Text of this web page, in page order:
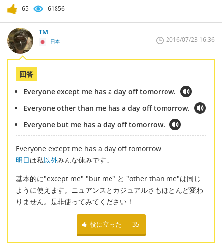
65 61856
TM
日本 2016/07/23 16:36
回答
Everyone except me has a day off tomorrow.
Everyone other than me has a day off tomorrow.
Everyone but me has a day off tomorrow.
Everyone except me has a day off tomorrow.
明日は私以外みんな休みです。
基本的に"except me" "but me" と "other than me"は同じ
ように使えます。ニュアンスとカジュアルさもほとんど変わ
りません。是非使ってみてください！
役に立った 35